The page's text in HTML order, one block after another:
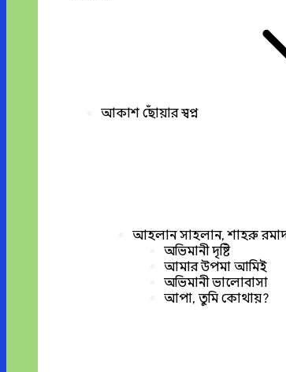
আকাশ ছোঁয়ার স্বপ্ন
আহলান সাহলান, শাহরু
অভিমানী দৃষ্টি
আমার উপমা আমিই
অভিমানী ভালোবাসা
আপা, তুমি কোথায়?